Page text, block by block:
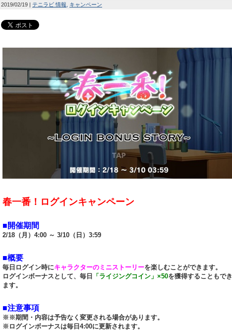
2019/02/19 テニラビ 情報 キャンペーン
春一番！ログインキャンペーン
■開催期間
2/18（月）4:00 ～ 3/10（日）3:59
■概要
毎日ログイン時にキャラクターのミニストーリーを楽しむことができます。
ログインボーナスとして、毎日
「ライジングコイン」×50を獲得することもでき
ます。
■注意事項
※※期間・内容は予告なく変更される場合があります。
※ログインボーナスは毎日4:00に更新されます。